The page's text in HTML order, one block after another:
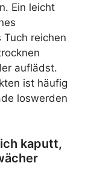
Ein leicht
reichen
auflädst.
ist häufig
loswerden
kaputt,